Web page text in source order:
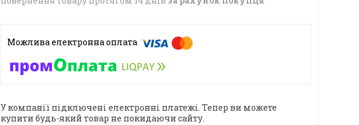
У компанії підключені електронні платежі. Тепер ви можете
купити будь-який товар не покидаючи сайту.